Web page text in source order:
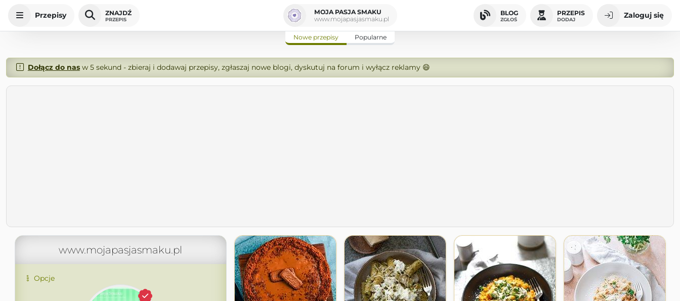
Przepisy ZNAJDŹ
PRZEPIS
MOJA PASJA SMAKU
www.mojapasjasmaku.pl
BLOG
ZGŁOŚ
PRZEPIS
DODAJ Zaloguj się
Nowe przepisy Popularne
Dołącz do nasw 5 sekund - zbieraj i dodawaj przepisy, zgłaszaj nowe blogi, dyskutuj na forum i wyłącz reklamy 😄
www.mojapasjasmaku.pl
Opcje